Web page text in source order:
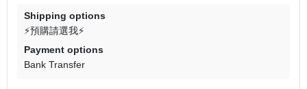
Shipping options
⚡預購請選我⚡
Payment options
Bank Transfer